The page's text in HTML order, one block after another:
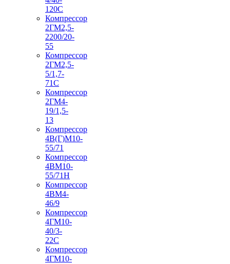
120С
Компрессор
2ГМ2,5-
2200/20-
55
Компрессор
2ГМ2,5-
5/1,7-
71С
Компрессор
2ГМ4-
19/1,5-
13
Компрессор
4В(Г)М10-
55/71
Компрессор
4ВМ10-
55/71Н
Компрессор
4ВМ4-
46/9
Компрессор
4ГМ10-
40/3-
22С
Компрессор
4ГМ10-